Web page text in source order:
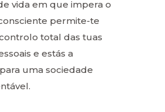
vida em que impera o
permite-te
total das tuas
e estás a
uma sociedade